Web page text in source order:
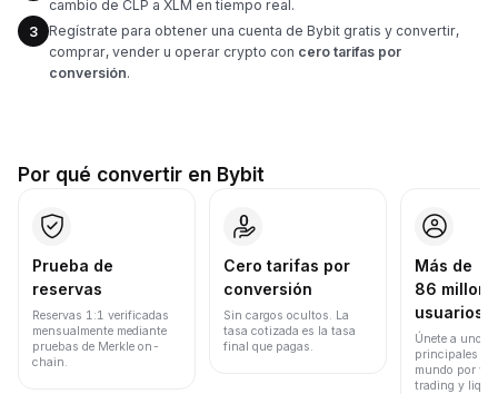
cambio de CLP a XLM en tiempo real.
3
Regístrate para obtener una cuenta de Bybit gratis y convertir,
comprar, vender u operar crypto con cero tarifas por
conversión.
Por qué convertir en Bybit
Prueba de
reservas
Reservas 1:1 verificadas
mensualmente mediante
pruebas de Merkle on-
chain.
Cero tarifas por
conversión
Sin cargos ocultos. La
tasa cotizada es la tasa
final que pagas.
Más de
86
usuarios
Únete a uno
principales
mundo por
trading y